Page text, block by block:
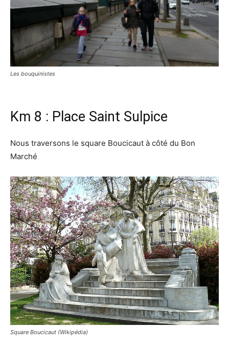
Les bouquinistes
Km 8 : Place Saint Sulpice
Nous traversons le square Boucicaut à côté du Bon
Marché
Square Boucicaut (Wikipédia)